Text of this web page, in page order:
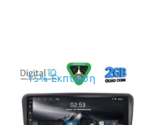
15% Έκπτωση